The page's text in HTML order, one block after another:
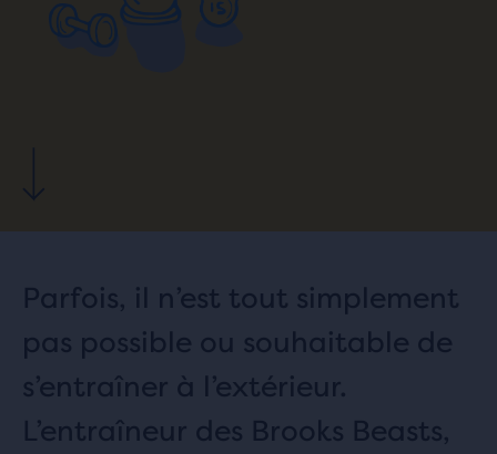
Parfois, il n’est tout simplement
pas possible ou souhaitable de
s’entraîner à l’extérieur.
L’entraîneur des Brooks Beasts,